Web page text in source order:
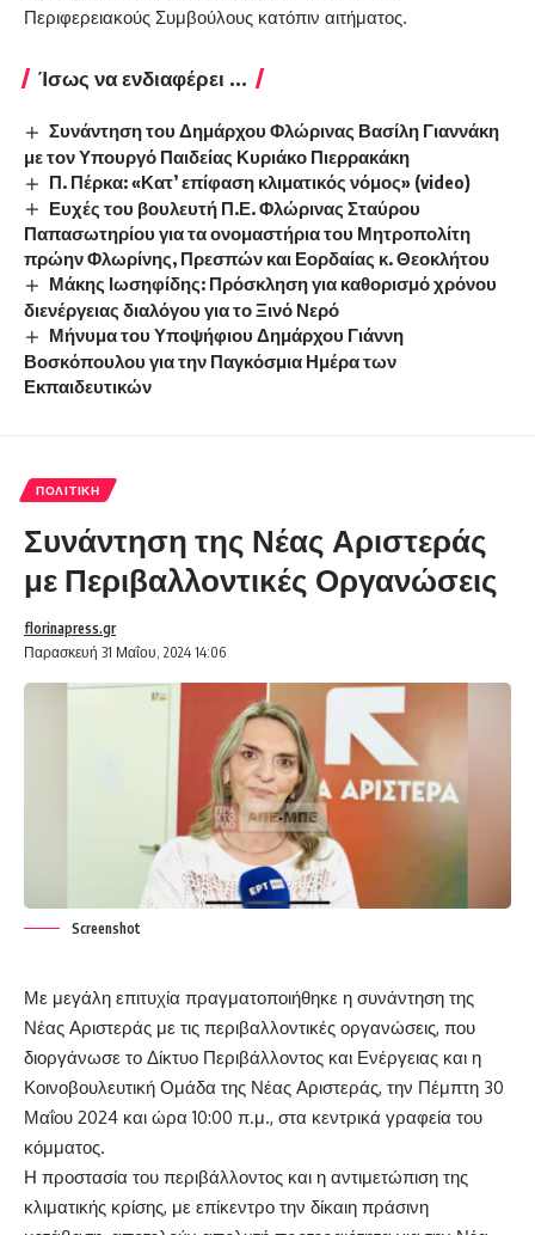
Περιφερειακούς Συμβούλους κατόπιν αιτήματος.
Ίσως να ενδιαφέρει ...
Συνάντηση του Δημάρχου Φλώρινας Βασίλη Γιαννάκη
με τον Υπουργό Παιδείας Κυριάκο Πιερρακάκη
Π. Πέρκα: «Κατ’ επίφαση κλιματικός νόμος» (video)
Ευχές του βουλευτή Π.Ε. Φλώρινας Σταύρου
Παπασωτηρίου για τα ονομαστήρια του Μητροπολίτη
πρώην Φλωρίνης, Πρεσπών και Εορδαίας κ. Θεοκλήτου
Μάκης Ιωσηφίδης: Πρόσκληση για καθορισμό χρόνου
διενέργειας διαλόγου για το Ξινό Νερό
Μήνυμα του Υποψήφιου Δημάρχου Γιάννη
Βοσκόπουλου για την Παγκόσμια Ημέρα των
Εκπαιδευτικών
ΠΟΛΙΤΙΚΉ
Συνάντηση της Νέας Αριστεράς
με Περιβαλλοντικές Οργανώσεις
Παρασκευή 31 Μαΐου, 2024 14:06
florinapress.gr
Screenshot
Με μεγάλη επιτυχία πραγματοποιήθηκε η συνάντηση της
Νέας Αριστεράς με τις περιβαλλοντικές οργανώσεις, που
διοργάνωσε το Δίκτυο Περιβάλλοντος και Ενέργειας και η
Κοινοβουλευτική Ομάδα της Νέας Αριστεράς, την Πέμπτη 30
Μαΐου 2024 και ώρα 10:00 π.μ., στα κεντρικά γραφεία του
κόμματος.
Η προστασία του περιβάλλοντος και η αντιμετώπιση της
κλιματικής κρίσης, με επίκεντρο την δίκαιη πράσινη